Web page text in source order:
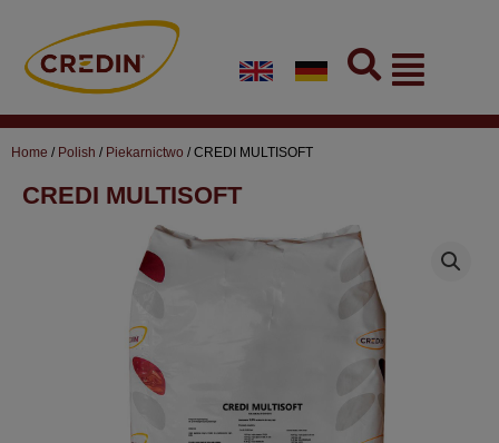
content
Flyout
Menu
Home / Polish / Piekarnictwo / CREDI MULTISOFT
CREDI MULTISOFT